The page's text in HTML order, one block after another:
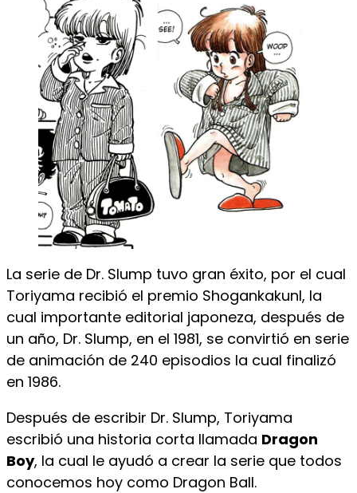
La serie de Dr. Slump tuvo gran éxito, por el cual
Toriyama recibió el premio Shogankakunl, la
cual importante editorial japoneza, después de
un año, Dr. Slump, en el 1981, se convirtió en serie
de animación de 240 episodios la cual finalizó
en 1986.
Después de escribir Dr. Slump, Toriyama
escribió una historia corta llamada Dragon
Boy, la cual le ayudó a crear la serie que todos
conocemos hoy como Dragon Ball.